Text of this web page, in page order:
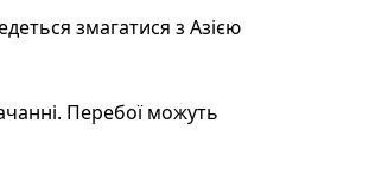
змагатися з Азією
Перебої можуть